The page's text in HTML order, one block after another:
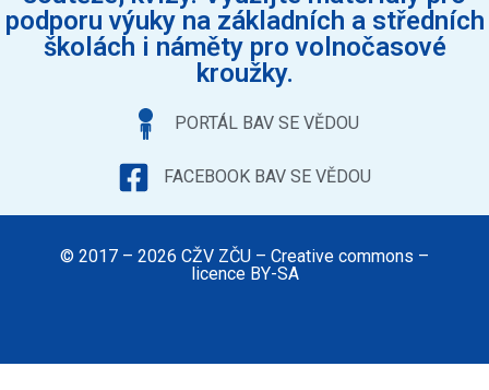
podporu výuky na základních a středních
školách i náměty pro volnočasové
kroužky.
PORTÁL BAV SE VĚDOU
FACEBOOK BAV SE VĚDOU
© 2017 – 2026 CŽV ZČU – Creative commons –
licence BY-SA